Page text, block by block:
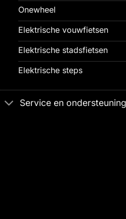
Onewheel
Elektrische vouwfietsen
Elektrische stadsfietsen
Elektrische steps
Service en ondersteuning